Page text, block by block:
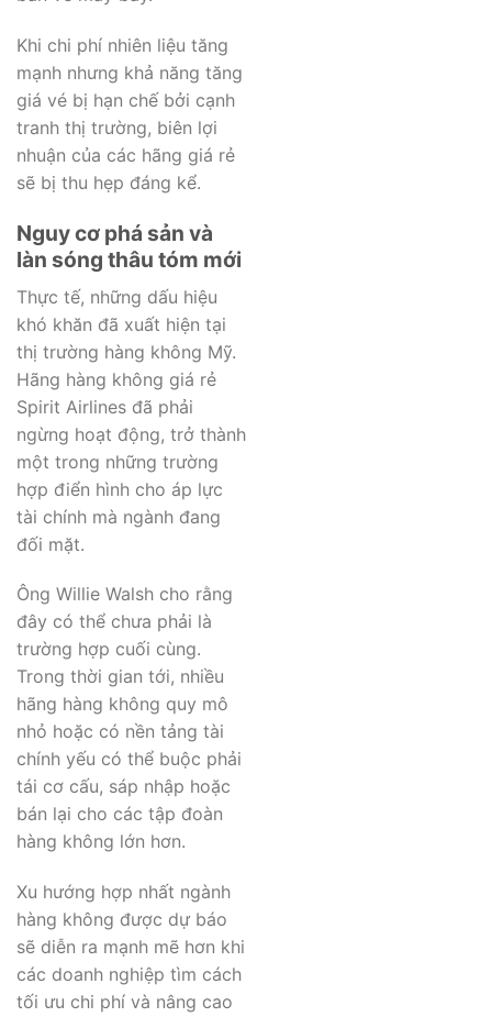
Khi chi phí nhiên liệu tăng
mạnh nhưng khả năng tăng
giá vé bị hạn chế bởi cạnh
tranh thị trường, biên lợi
nhuận của các hãng giá rẻ
sẽ bị thu hẹp đáng kể.
Nguy cơ phá sản và
làn sóng thâu tóm mới
Thực tế, những dấu hiệu
khó khăn đã xuất hiện tại
thị trường hàng không Mỹ.
Hãng hàng không giá rẻ
Spirit Airlines đã phải
ngừng hoạt động, trở thành
một trong những trường
hợp điển hình cho áp lực
tài chính mà ngành đang
đối mặt.
Ông Willie Walsh cho rằng
đây có thể chưa phải là
trường hợp cuối cùng.
Trong thời gian tới, nhiều
hãng hàng không quy mô
nhỏ hoặc có nền tảng tài
chính yếu có thể buộc phải
tái cơ cấu, sáp nhập hoặc
bán lại cho các tập đoàn
hàng không lớn hơn.
Xu hướng hợp nhất ngành
hàng không được dự báo
sẽ diễn ra mạnh mẽ hơn khi
các doanh nghiệp tìm cách
tối ưu chi phí và nâng cao